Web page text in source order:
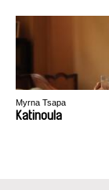
Myrna Tsapa
Katinoula